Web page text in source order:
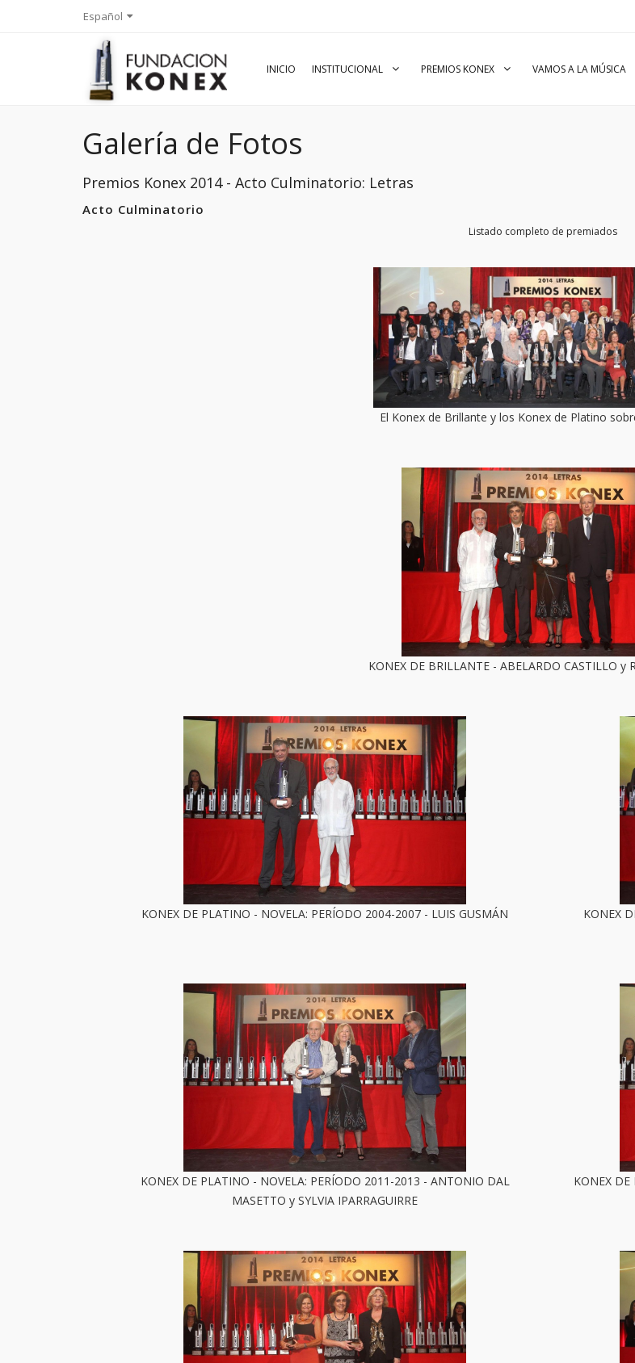
Español
INICIO INSTITUCIONAL PREMIOS KONEX VAMOS A LA MÚSICA
Galería de Fotos
Premios Konex 2014 - Acto Culminatorio: Letras
Acto Culminatorio
Listado completo de premiados
El Konex de Brillante y los Konex de Platino
KONEX DE BRILLANTE - ABELARDO CASTILLO y
KONEX DE PLATINO - NOVELA: PERÍODO 2004-2007 - LUIS GUSMÁN
KONEX
KONEX DE PLATINO - NOVELA: PERÍODO 2011-2013 - ANTONIO DAL
MASETTO y SYLVIA IPARRAGUIRRE
KONEX